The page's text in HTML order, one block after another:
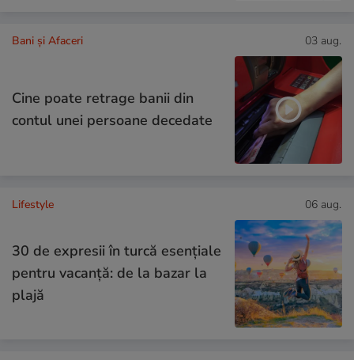
Bani și Afaceri 03 aug.
Cine poate retrage banii din
contul unei persoane decedate
Lifestyle 06 aug.
30 de expresii în turcă esențiale
pentru vacanță: de la bazar la
plajă